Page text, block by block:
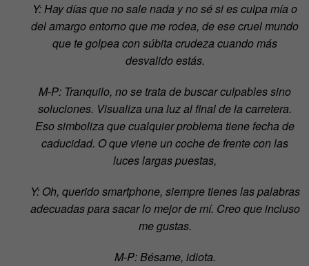
Y: Hay días que no sale nada y no sé si es culpa mía o
del amargo entorno que me rodea, de ese cruel mundo
que te golpea con súbita crudeza cuando más
desvalido estás.
M-P: Tranquilo, no se trata de buscar culpables sino
soluciones. Visualiza una luz al final de la carretera.
Eso simboliza que cualquier problema tiene fecha de
caducidad. O que viene un coche de frente con las
luces largas puestas,
Y: Oh, querido smartphone, siempre tienes las palabras
adecuadas para sacar lo mejor de mí. Creo que incluso
me gustas.
M-P: Bésame, idiota.